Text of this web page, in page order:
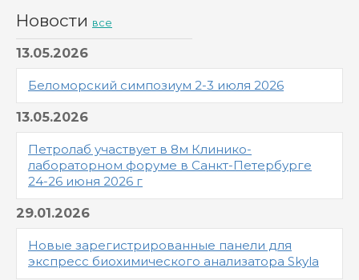
Новости все
13.05.2026
Беломорский симпозиум 2-3 июля 2026
13.05.2026
Петролаб участвует в 8м Клинико-
лабораторном форуме в Санкт-Петербурге
24-26 июня 2026 г
29.01.2026
Новые зарегистрированные панели для
экспресс биохимического анализатора Skyla